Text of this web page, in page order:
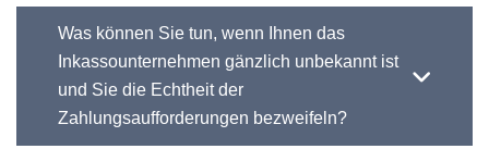
Was können Sie tun, wenn Ihnen das
Inkassounternehmen gänzlich unbekannt ist
und Sie die Echtheit der
Zahlungsaufforderungen bezweifeln?